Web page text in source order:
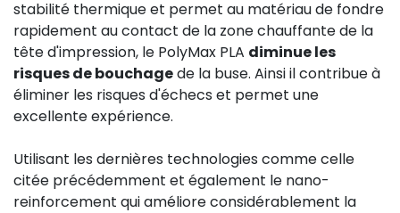
stabilité thermique et permet au matériau de fondre
rapidement au contact de la zone chauffante de la
tête d'impression, le PolyMax PLA diminue les
risques de bouchagede la buse. Ainsi il contribue à
éliminer les risques d'échecs et permet une
excellente expérience.
Utilisant les dernières technologies comme celle
citée précédemment et également le nano-
reinforcement qui améliore considérablement la